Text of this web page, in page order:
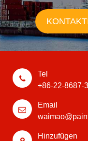
Tel
+86-22-8687-
Email
Hinzufügen